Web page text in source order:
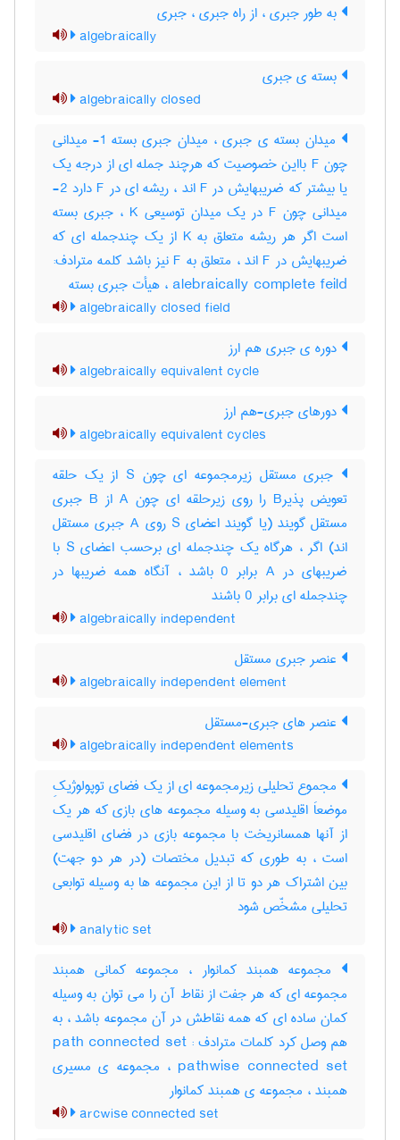
به طور جبری ، از راه جبری ، جبری
algebraically
بسته ی جبری
algebraically closed
میدان بسته ی جبری ، میدان جبری بسته 1- میدانی
چون F بااین خصوصیت که هرچند جمله ای از درجه یک
یا بیشتر که ضریبهایش در F اند ، ریشه ای در F دارد 2-
میدانی چون F در یک میدان توسیعی K ، جبری بسته
است اگر هر ریشه متعلق به K از یک چندجمله ای که
ضریبهایش در F اند ، متعلق به F نیز باشد کلمه مترادف:
alebraically complete feild ، هیأت جبری بسته
algebraically closed field
دوره ی جبری هم ارز
algebraically equivalent cycle
دورهای جبری-هم ارز
algebraically equivalent cycles
جبری مستقل زیرمجموعه ای چون S از یک حلقه
تعویض پذیرB را روی زیرحلقه ای چون A از B جبری
مستقل گویند (یا گویند اعضای S روی A جبری مستقل
اند) اگر ، هرگاه یک چندجمله ای برحسب اعضای S با
ضریبهای در A برابر 0 باشد ، آنگاه همه ضریبها در
چندجمله ای برابر 0 باشند
algebraically independent
عنصر جبری مستقل
algebraically independent element
عنصر های جبری-مستقل
algebraically independent elements
مجموع تحلیلی زیرمجموعه ای از یک فضای توپولوژیکِ
موضعاَ اقلیدسی به وسیله مجموعه های بازی که هر یک
از آنها همسانریخت با مجموعه بازی در فضای اقلیدسی
است ، به طوری که تبدیل مختصات (در هر دو جهت)
بین اشتراک هر دو تا از این مجموعه ها به وسیله توابعی
تحلیلی مشخّص شود
analytic set
مجموعه همبند کمانوار ، مجموعه کمانی همبند
مجموعه ای که هر جفت از نقاط آن را می توان به وسیله
کمان ساده ای که همه نقاطش در آن مجموعه باشد ، به
هم وصل کرد کلمات مترادف : path connected set
pathwise connected set ، مجموعه ی مسیری
همبند ، مجموعه ی همبند کمانوار
arcwise connected set